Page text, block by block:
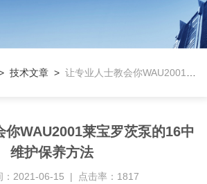
技术文章 >让专业人士教会你WAU2001莱宝罗茨泵的16中维护保养方法
你WAU2001莱宝罗茨泵的16中
维护保养方法
：2021-06-15 | 点击率：1817